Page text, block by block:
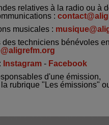
relatives à la radio ou à
:
musicales :
des techniciens bénévoles
Instagram - Facebook
d'une émission,
rubrique "Les émissions"